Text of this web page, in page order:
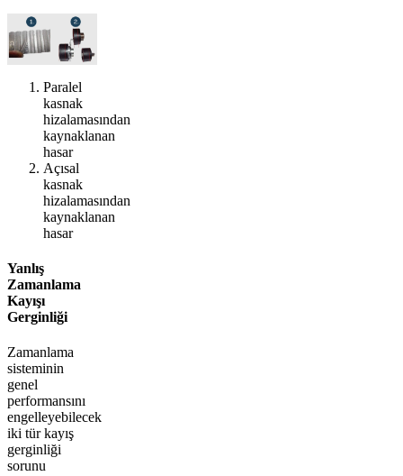
Paralel
kasnak
hizalamasından
kaynaklanan
hasar
Açısal
kasnak
hizalamasından
kaynaklanan
hasar
Yanlış
Zamanlama
Kayışı
Gerginliği
Zamanlama
sisteminin
genel
performansını
engelleyebilecek
iki tür kayış
gerginliği
sorunu